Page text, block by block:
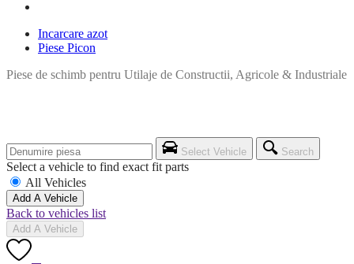
Incarcare azot
Piese Picon
Piese de schimb pentru Utilaje de Constructii, Agricole & Industriale
Select Vehicle Search
Select a vehicle to find exact fit parts
All Vehicles
Add A Vehicle
Back to vehicles list
Add A Vehicle